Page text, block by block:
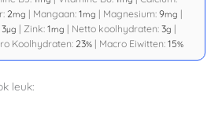
2mg | Mangaan:1mg | Magnesium:9mg |
3µg |Zink:1mg | Netto koolhydraten:3g |
Koolhydraten: 23% | Macro Eiwitten:15%
leuk: